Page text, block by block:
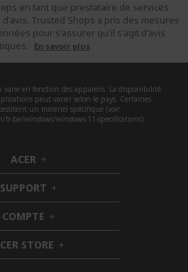
en tant que prestataire de services
Trusted Shops a pris des mesures
pour s'assurer qu'il s'agit d'avis
En savoir plus
en fonction des appareils. La disponibilité
peut varier selon le pays. Certaines
un matériel spécifique (voir
fr-be/windows/windows-11-specifications).
ACER h
i
d
d
e
n
SUPPORT h
i
d
d
e
n
COMPTE h
i
d
d
STORE h
i